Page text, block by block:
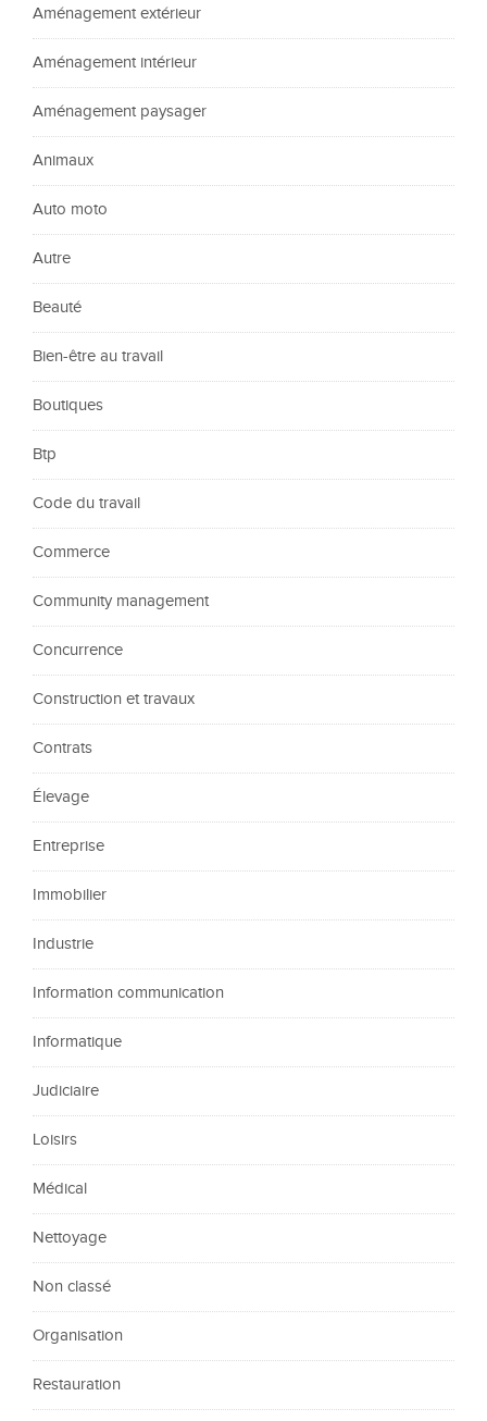
Aménagement extérieur
Aménagement intérieur
Aménagement paysager
Animaux
Auto moto
Autre
Beauté
Bien-être au travail
Boutiques
Btp
Code du travail
Commerce
Community management
Concurrence
Construction et travaux
Contrats
Élevage
Entreprise
Immobilier
Industrie
Information communication
Informatique
Judiciaire
Loisirs
Médical
Nettoyage
Non classé
Organisation
Restauration